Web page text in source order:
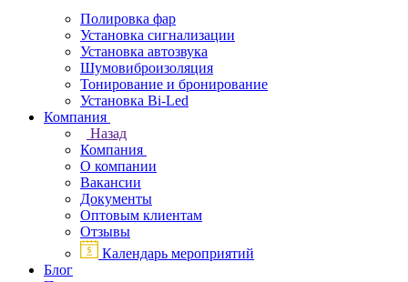
Полировка фар
Установка сигнализации
Установка автозвука
Шумовиброизоляция
Тонирование и бронирование
Установка Bi-Led
Компания
Назад
Компания
О компании
Вакансии
Документы
Оптовым клиентам
Отзывы
Календарь мероприятий
Блог